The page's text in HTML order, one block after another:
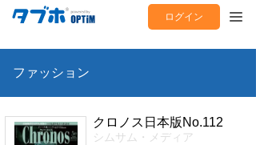
ログイン
ファッション
クロノス日本版No.112
シムサム・メディア